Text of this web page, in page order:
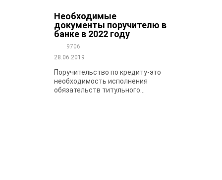
Необходимые
документы поручителю в
банке в 2022 году
9706
28.06.2019
Поручительство по кредиту-это
необходимость исполнения
обязательств титульного...